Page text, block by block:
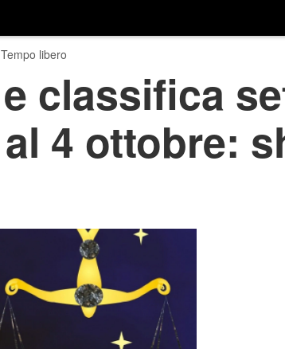
Tempo libero
classifica
4 ottobre: